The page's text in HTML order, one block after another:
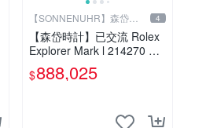
【SONNENUHR】森岱時
計
4
【森岱時計】已交流 Rolex
Explorer Mark l 214270 勞
力士 探險家一號 9.9成新 全
新錶包膜 39mm 盒單全
$888,025